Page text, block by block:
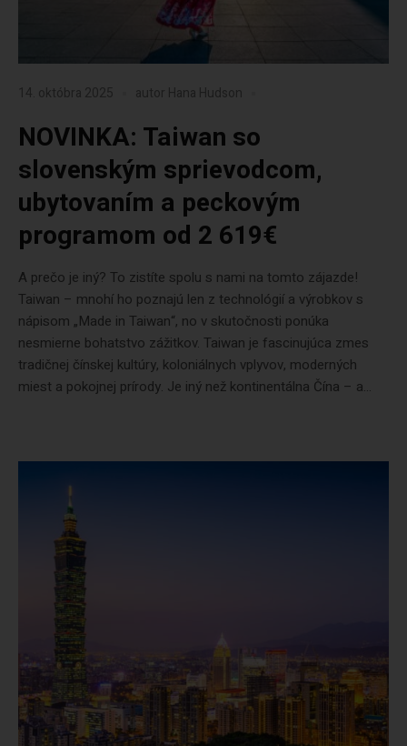
14. októbra 2025 autor Hana Hudson
NOVINKA: Taiwan so
slovenským sprievodcom,
ubytovaním a peckovým
programom od 2 619€
A prečo je iný? To zistíte spolu s nami na tomto zájazde!
Taiwan – mnohí ho poznajú len z technológií a výrobkov s
nápisom „Made in Taiwan“, no v skutočnosti ponúka
nesmierne bohatstvo zážitkov. Taiwan je fascinujúca zmes
tradičnej čínskej kultúry, koloniálnych vplyvov, moderných
miest a pokojnej prírody. Je iný než kontinentálna Čína – a...